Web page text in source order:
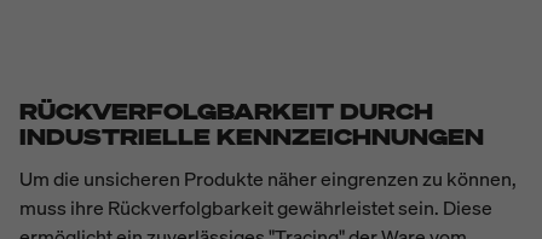
RÜCKVERFOLGBARKEIT DURCH
INDUSTRIELLE KENNZEICHNUNGEN
Um die unsicheren Produkte näher eingrenzen zu können,
muss ihre Rückverfolgbarkeitgewährleistet sein. Diese